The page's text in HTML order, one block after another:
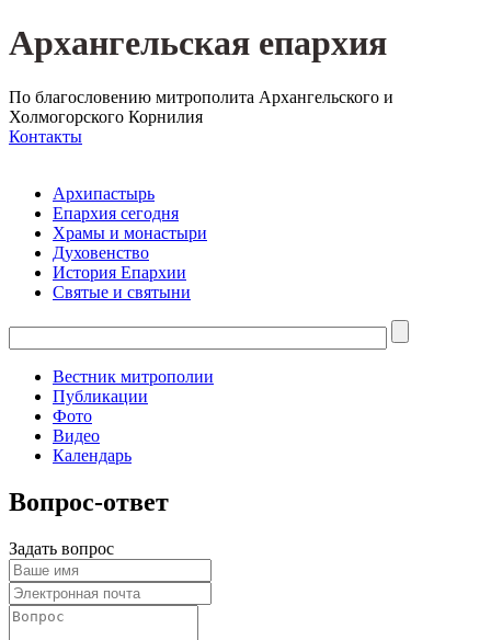
Архангельская епархия
По благословению митрополита Архангельского и
Холмогорского Корнилия
Контакты
Архипастырь
Епархия сегодня
Храмы и монастыри
Духовенство
История Епархии
Святые и святыни
Вестник митрополии
Публикации
Фото
Видео
Календарь
Вопрос-ответ
Задать вопрос